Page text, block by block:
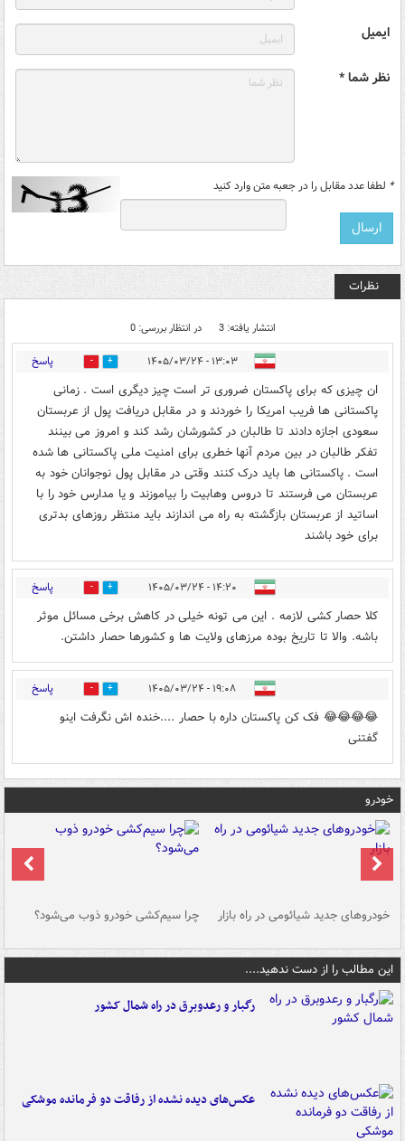
ایمیل
نظر شما *
* لطفا عدد مقابل را در جعبه متن وارد کنید
نظرات
انتشار یافته: 3 در انتظار بررسی: 0
۱۳:۰۳ - ۱۴۰۵/۰۳/۲۴ 0 پاسخ
ان چیزی که برای پاکستان ضروری تر است چیز دیگری است . زمانی
پاکستانی ها فریب امریکا را خوردند و در مقابل دریافت پول از عربستان
سعودی اجازه دادند تا طالبان در کشورشان رشد کند و امروز می بینند
تفکر طالبان در بین مردم آنها خطری برای امنیت ملی پاکستانی ها شده
است . پاکستانی ها باید درک کنند وقتی در مقابل پول نوجوانان خود به
عربستان می فرستند تا دروس وهابیت را بیاموزند و یا مدارس خود را با
اساتید از عربستان بازگشته به راه می اندازند باید منتظر روزهای بدتری
برای خود باشند
۱۴:۲۰ - ۱۴۰۵/۰۳/۲۴ 1 پاسخ
کلا حصار کشی لازمه . این می تونه خیلی در کاهش برخی مسائل موثر
باشه. والا تا تاریخ بوده مرزهای ولایت ها و کشورها حصار داشتن.
۱۹:۰۸ - ۱۴۰۵/۰۳/۲۴ 0 پاسخ
😂😂😂😂 فک کن پاکستان داره با حصار ....خنده اش نگرفت اینو
گفتنی
خودرو
خودروهای جدید شیائومی در راه بازار چرا سیم‌کشی خودرو ذوب می‌شود؟
این مطالب را از دست ندهید....
رگبار و رعدوبرق در راه شمال کشور
عکس‌های دیده نشده از رفاقت دو فرمانده‌ موشکی